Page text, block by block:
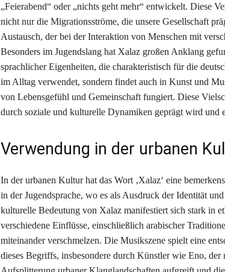
„Feierabend“ oder „nichts geht mehr“ entwickelt. Diese
nicht nur die Migrationsströme, die unsere Gesellschaft
Austausch, der bei der Interaktion von Menschen mit
Besonders im Jugendslang hat Xalaz großen Anklang
sprachlicher Eigenheiten, die charakteristisch für die
im Alltag verwendet, sondern findet auch in Kunst und
von Lebensgefühl und Gemeinschaft fungiert. Diese
durch soziale und kulturelle Dynamiken geprägt wird und
Verwendung in der urbanen
In der urbanen Kultur hat das Wort ‚Xalaz‘ eine
in der Jugendsprache, wo es als Ausdruck der Identität
kulturelle Bedeutung von Xalaz manifestiert sich stark in
verschiedene Einflüsse, einschließlich arabischer
miteinander verschmelzen. Die Musikszene spielt eine
dieses Begriffs, insbesondere durch Künstler wie Eno,